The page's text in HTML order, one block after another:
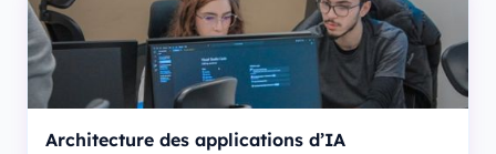
Architecture des applications d’IA